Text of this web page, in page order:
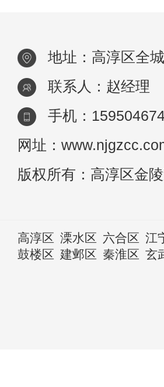
地址：高淳区全
联系人：赵经理
手机：
网址：
版权所有：高淳区金
高淳区 溧水区 六合区 江
鼓楼区 建邺区 秦淮区 玄